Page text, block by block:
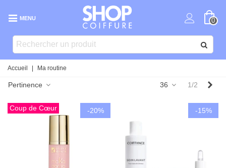
MENU 0
Accueil Ma routine
Pertinence 36 1/2
Coup de Cœur -20% -15%